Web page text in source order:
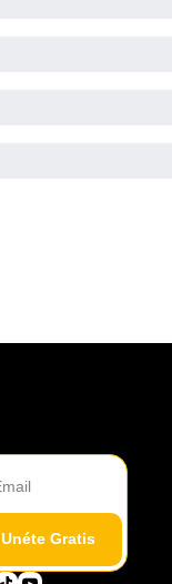
Unéte Gratis